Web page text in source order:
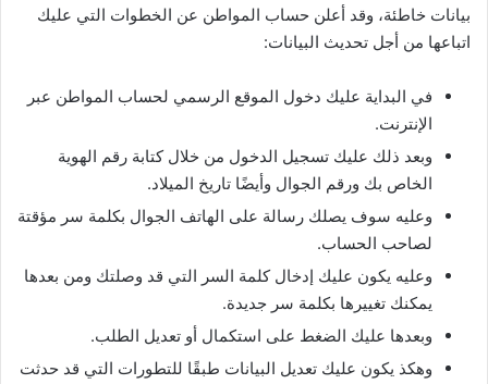
بيانات خاطئة، وقد أعلن حساب المواطن عن الخطوات التي عليك
اتباعها من أجل تحديث البيانات:
في البداية عليك دخول الموقع الرسمي لحساب المواطن عبر
الإنترنت.
وبعد ذلك عليك تسجيل الدخول من خلال كتابة رقم الهوية
الخاص بك ورقم الجوال وأيضًا تاريخ الميلاد.
وعليه سوف يصلك رسالة على الهاتف الجوال بكلمة سر مؤقتة
لصاحب الحساب.
وعليه يكون عليك إدخال كلمة السر التي قد وصلتك ومن بعدها
يمكنك تغييرها بكلمة سر جديدة.
وبعدها عليك الضغط على استكمال أو تعديل الطلب.
وهكذ يكون عليك تعديل البيانات طبقًا للتطورات التي قد حدثت